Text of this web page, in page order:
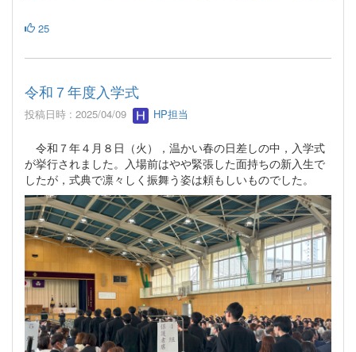
25
令和７年度入学式
投稿日時 : 2025/04/09 HP担当
令和７年４月８日（火），温かい春の日差しの中，入学式
が挙行されました。入場前はやや緊張した面持ちの新入生で
したが，式典で凛々しく振舞う姿は頼もしいものでした。